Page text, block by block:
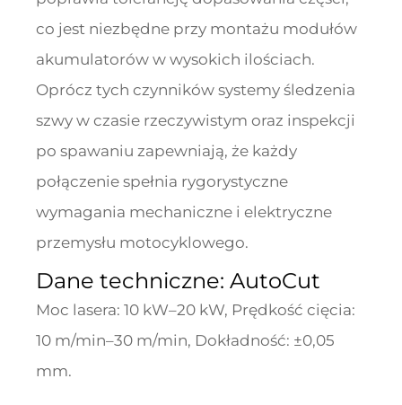
co jest niezbędne przy montażu modułów
akumulatorów w wysokich ilościach.
Oprócz tych czynników systemy śledzenia
szwy w czasie rzeczywistym oraz inspekcji
po spawaniu zapewniają, że każdy
połączenie spełnia rygorystyczne
wymagania mechaniczne i elektryczne
przemysłu motocyklowego.
Dane techniczne: AutoCut
Moc lasera: 10 kW–20 kW, Prędkość cięcia:
10 m/min–30 m/min, Dokładność: ±0,05
mm.